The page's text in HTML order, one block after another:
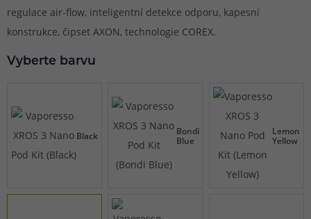
regulace air-flow, inteligentní detekce odporu, kapesní
konstrukce, čipset AXON, technologie COREX.
Vyberte barvu
Black
Bondi
Blue
Lemon
Yellow